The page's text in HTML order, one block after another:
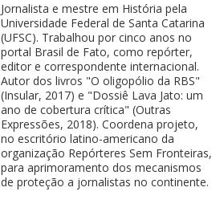
Jornalista e mestre em História pela
Universidade Federal de Santa Catarina
(UFSC). Trabalhou por cinco anos no
portal Brasil de Fato, como repórter,
editor e correspondente internacional.
Autor dos livros "O oligopólio da RBS"
(Insular, 2017) e "Dossiê Lava Jato: um
ano de cobertura crítica" (Outras
Expressões, 2018). Coordena projeto,
no escritório latino-americano da
organização Repórteres Sem Fronteiras,
para aprimoramento dos mecanismos
de proteção a jornalistas no continente.